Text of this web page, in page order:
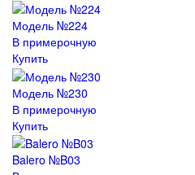
Модель №224
В примерочную
Купить
Модель №230
В примерочную
Купить
Balero №B03